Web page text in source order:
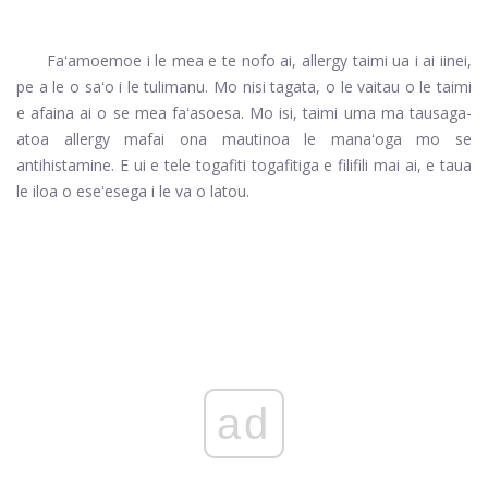
Faʻamoemoe i le mea e te nofo ai, allergy taimi ua i ai iinei,
pe a le o saʻo i le tulimanu. Mo nisi tagata, o le vaitau o le taimi
e afaina ai o se mea faʻasoesa. Mo isi, taimi uma ma tausaga-
atoa allergy mafai ona mautinoa le manaʻoga mo se
antihistamine. E ui e tele togafiti togafitiga e filifili mai ai, e taua
le iloa o eseʻesega i le va o latou.
ad